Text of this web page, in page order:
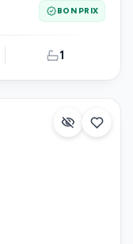
BON PRIX
1